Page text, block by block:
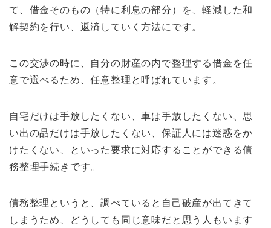
て、借金そのもの（特に利息の部分）を、軽減した和
解契約を行い、返済していく方法にです。
この交渉の時に、自分の財産の内で整理する借金を任
意で選べるため、任意整理と呼ばれています。
自宅だけは手放したくない、車は手放したくない、思
い出の品だけは手放したくない、保証人には迷惑をか
けたくない、といった要求に対応することができる債
務整理手続きです。
債務整理というと、調べていると自己破産が出てきて
しまうため、どうしても同じ意味だと思う人もいます